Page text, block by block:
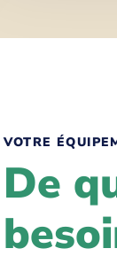
VOTRE
De